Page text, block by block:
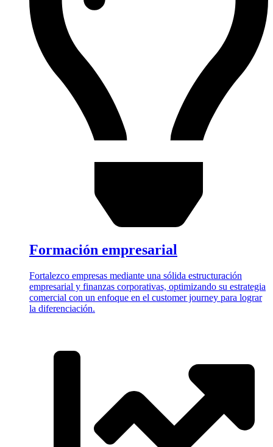
Formación empresarial
Fortalezco empresas mediante una sólida estructuración
empresarial y finanzas corporativas, optimizando su estrategia
comercial con un enfoque en el customer journey para lograr
la diferenciación.